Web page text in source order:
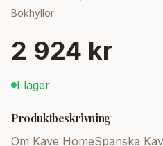
Bokhyllor
2 924 kr
I lager
Produktbeskrivning
Om Kave HomeSpanska